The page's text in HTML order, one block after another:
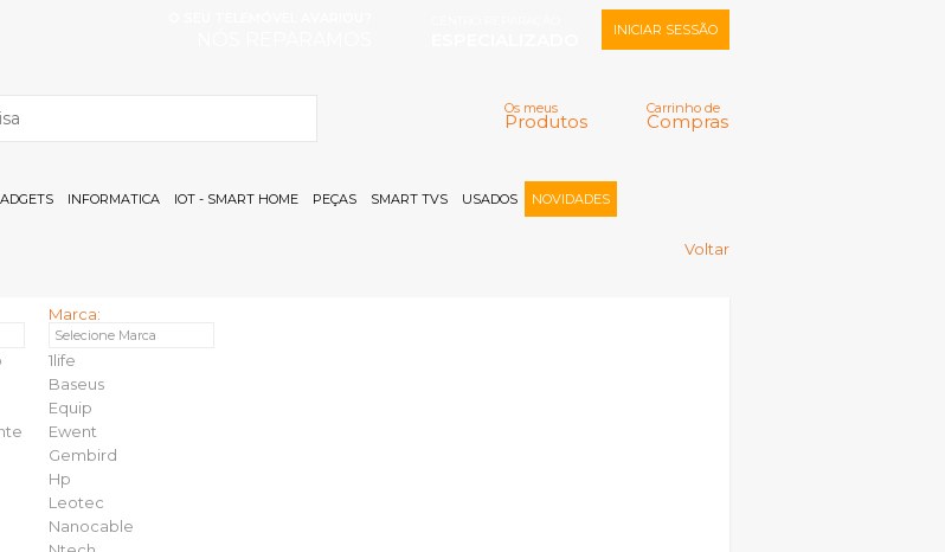
Carrinho de
Compras
Os meus
Produtos
INICIAR SESSÃO
Memorizar
Registar |
INFORMATICA IOT - SMART HOME PEÇAS SMART TVS USADOS NOVIDADES
Voltar
Marca:
Selecione Marca
1life
Baseus
Equip
Ewent
Gembird
Hp
Leotec
Nanocable